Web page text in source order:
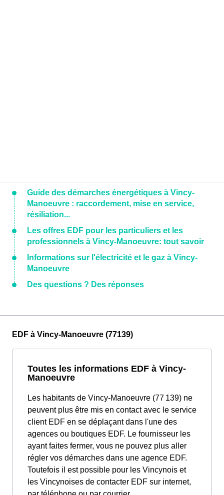
Guide des démarches énergétiques à Vincy-
Manoeuvre : raccordement, mise en service,
résiliation...
Les offres EDF pour les particuliers et les
professionnels à Vincy-Manoeuvre: tout savoir
Informations sur l'électricité et le gaz à Vincy-
Manoeuvre
Des questions ? Des réponses
EDF à Vincy-Manoeuvre (77139)
Toutes les informations EDF à Vincy-
Manoeuvre
Les habitants de Vincy-Manoeuvre (77 139) ne
peuvent plus être mis en contact avec le service
client EDF en se déplaçant dans l'une des
agences ou boutiques EDF. Le fournisseur les
ayant faites fermer, vous ne pouvez plus aller
régler vos démarches dans une agence EDF.
Toutefois il est possible pour les Vincynois et
les Vincynoises de contacter EDF sur internet,